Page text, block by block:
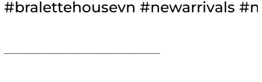
#bralettehousevn #newarrivals